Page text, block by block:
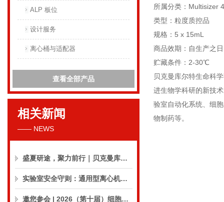
ALP 板位
设计服务
离心桶与适配器
查看全部产品
相关新闻
—— NEWS
盛夏研途，聚力前行｜贝克曼库尔特生命科学8月活动预告
实验室安全守则：通用型离心机操作与保养的10个要点
邀您参会 | 2026（第十届）细胞外囊泡合规与临床应用大会
所属分类：Multisizer
类型：粒度质控品
规格：5 x 15mL
商品效期：自生产之
贮藏条件：2-30℃
贝克曼库尔特生命科
进生物学科研的新技
验室自动化系统、细
物制药等。